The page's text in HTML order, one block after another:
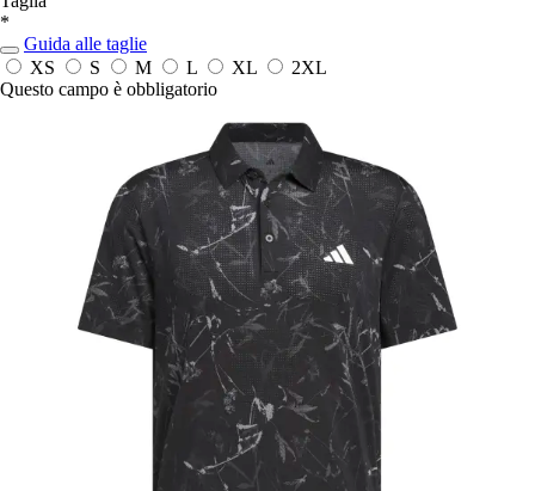
*
Guida alle taglie
XS
S M L XL
2XL
Questo campo è obbligatorio